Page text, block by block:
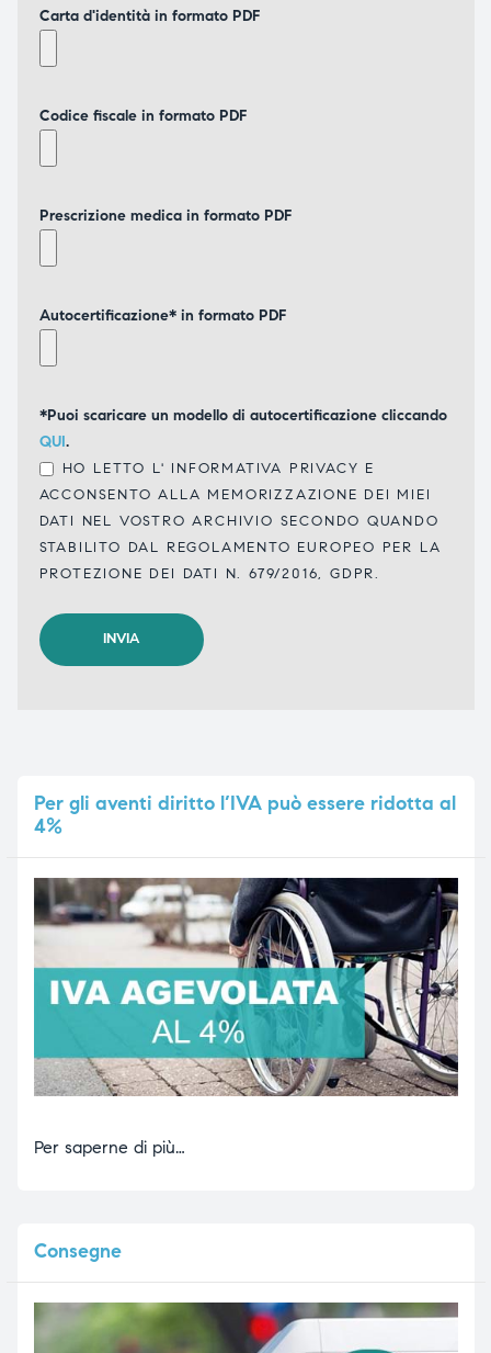
Carta d'identità in formato PDF
Codice fiscale in formato PDF
Prescrizione medica in formato PDF
Autocertificazione* in formato PDF
*Puoi scaricare un modello di autocertificazione cliccando
QUI.
HO LETTO L' INFORMATIVA PRIVACY E
ACCONSENTO ALLA MEMORIZZAZIONE DEI MIEI
DATI NEL VOSTRO ARCHIVIO SECONDO QUANDO
STABILITO DAL REGOLAMENTO EUROPEO PER LA
PROTEZIONE DEI DATI N. 679/2016, GDPR.
Pergli aventi diritto l’IVA può essere ridotta al
4%
Per saperne di più…
Consegne